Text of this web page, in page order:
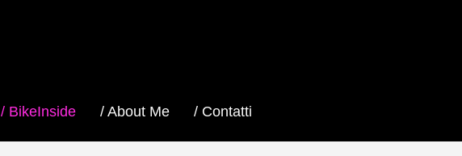
/ BikeInside / About Me / Contatti